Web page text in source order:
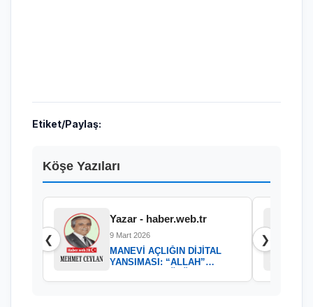
Etiket/Paylaş:
Köşe Yazıları
❮
Yazar - haber.web.tr
9 Mart 2026
MANEVİ AÇLIĞIN DİJİTAL
YANSIMASI: “ALLAH”
❯